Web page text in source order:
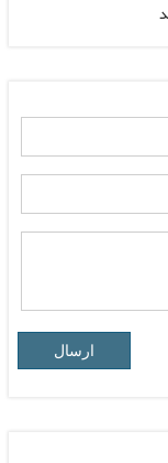
ارسال